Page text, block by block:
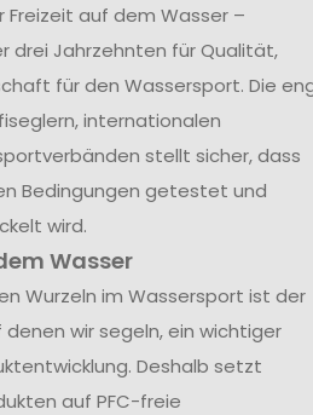
auf dem Wasser –
drei Jahrzehnten für Qualität,
für den Wassersport. Die
internationalen
stellt sicher, dass
Bedingungen getestet und
wird.
Wasser
Wurzeln im Wassersport ist der
wir segeln, ein wichtiger
Deshalb setzt
auf PFC-freie